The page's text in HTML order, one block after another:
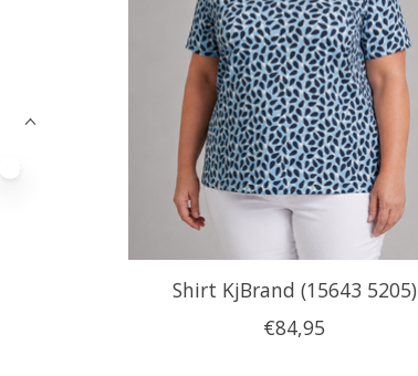
Shirt KjBrand (15643 5205)
€84,95